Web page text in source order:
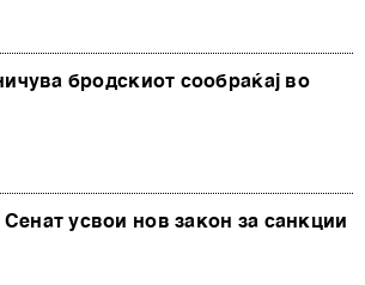
бродскиот сообраќај во
усвои нов закон за санкции